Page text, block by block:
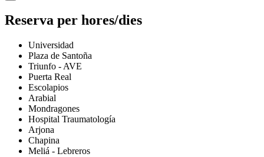
Reserva per hores/dies
Universidad
Plaza de Santoña
Triunfo - AVE
Puerta Real
Escolapios
Arabial
Mondragones
Hospital Traumatología
Arjona
Chapina
Meliá - Lebreros